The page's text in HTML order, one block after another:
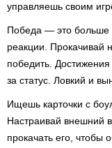
управляешь своим
Победа — это больше
реакции. Прокачивай
победить.
за статус. Ловкий и
Ищешь карточки с
Настраивай внешний
прокачать его, чтобы